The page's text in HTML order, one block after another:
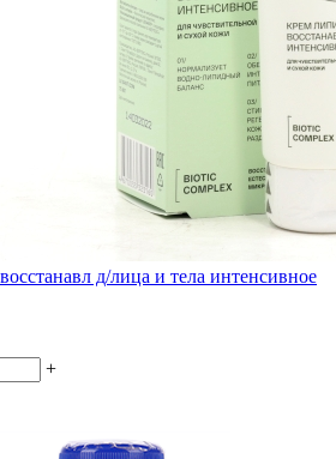
д/лица и тела интенсивное
+